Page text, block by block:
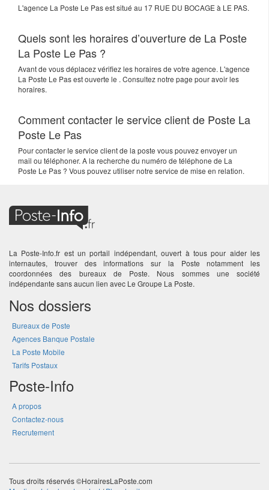
L'agence La Poste Le Pasest situé au 17 RUE DU BOCAGE à LE PAS.
Quels sont les horaires d’ouverture de La Poste
La Poste Le Pas ?
Avant de vous déplacez vérifiez les horaires de votre agence. L'agence
La Poste Le Pas est ouverte le . Consultez notre page pour avoir les
horaires.
Comment contacter le service client de Poste La
Poste Le Pas
Pour contacter le service client de la poste vous pouvez envoyer un
mail ou téléphoner. A la recherche du numéro de téléphone de La
Poste Le Pas ? Vous pouvez utiliser notre service de mise en relation.
La Poste-Info.fr est un portail indépendant, ouvert à tous pour aider les
internautes, trouver des informations sur la Poste notamment les
coordonnées des bureaux de Poste. Nous sommes une société
indépendante sans aucun lien avec Le Groupe La Poste.
Nos dossiers
Bureaux de Poste
Agences Banque Postale
La Poste Mobile
Tarifs Postaux
Poste-Info
A propos
Contactez-nous
Recrutement
Tous droits réservés ©HorairesLaPoste.com